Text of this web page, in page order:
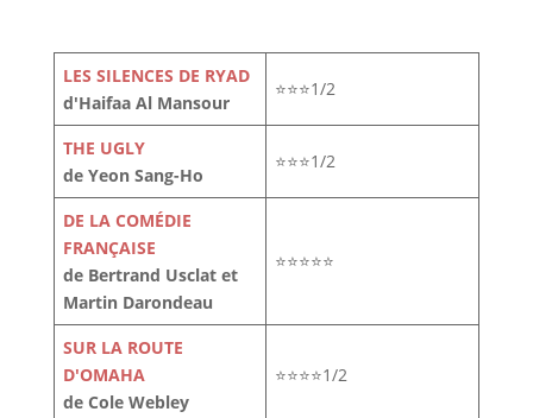
LES SILENCES DE RYAD
d'Haifaa Al Mansour
⭐⭐⭐1/2
THE UGLY
de Yeon Sang-Ho
⭐⭐⭐1/2
DE LA COMÉDIE
FRANÇAISE
de Bertrand Usclat et
Martin Darondeau
⭐⭐⭐⭐⭐
SUR LA ROUTE
D'OMAHA
de Cole Webley
⭐⭐⭐⭐1/2